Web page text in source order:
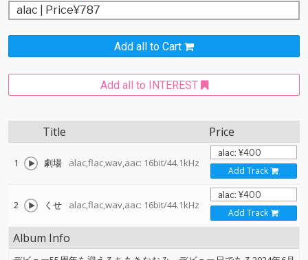
Add all to Cart
Add all to INTEREST
Title Price
1 劇場 alac,flac,wav,aac: 16bit/44.1kHz
Add Track
2 くせ alac,flac,wav,aac: 16bit/44.1kHz
Add Track
Album Info